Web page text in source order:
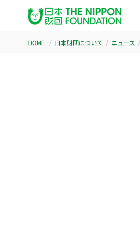
HOME 日本財団について ニュース